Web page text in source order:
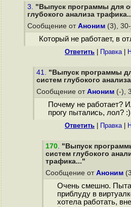
3. "Выпуск программы для
глубокого анализа
Сообщение от Аноним (3),
Который не работает, в
Ответить Правка|
41. "Выпуск программы
систем глубокого
Сообщение от Аноним (-),
Почему не работает?
прогу пытались, лол? :)
Ответить Правка|
170. "Выпуск
систем глубокого
трафика..."
Сообщение от Аноним
Очень смешно.
приблуду в
хотела работать,